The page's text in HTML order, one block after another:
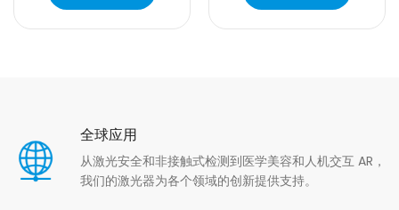
全球应用
从激光安全和非接触式检测到医学美容和人机交互 AR，
我们的激光器为各个领域的创新提供支持。